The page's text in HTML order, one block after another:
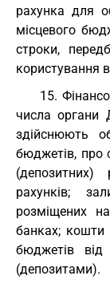
рахунка для
місцевого
строки,
користування
15.
числа органи
здійснюють
бюджетів, про
рахунків;
розміщених
банках; кошти
бюджетів
(депозитами).